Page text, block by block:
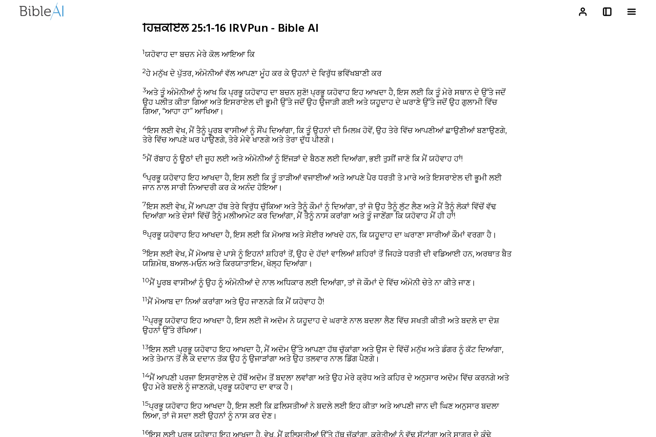
ਹਿਜ਼ਕੀਏਲ 25:1-16 IRVPun - Bible AI
1ਯਹੋਵਾਹ ਦਾ ਬਚਨ ਮੇਰੇ ਕੋਲ ਆਇਆ ਕਿ
2ਹੇ ਮਨੁੱਖ ਦੇ ਪੁੱਤਰ, ਅੰਮੋਨੀਆਂ ਵੱਲ ਆਪਣਾ ਮੂੰਹ ਕਰ ਕੇ ਉਹਨਾਂ ਦੇ ਵਿਰੁੱਧ ਭਵਿੱਖਬਾਣੀ ਕਰ
3ਅਤੇ ਤੂੰ ਅੰਮੋਨੀਆਂ ਨੂੰ ਆਖ ਕਿ ਪ੍ਰਭੂ ਯਹੋਵਾਹ ਦਾ ਬਚਨ ਸੁਣੋ! ਪ੍ਰਭੂ ਯਹੋਵਾਹ ਇਹ ਆਖਦਾ ਹੈ, ਇਸ ਲਈ ਕਿ ਤੂੰ ਮੇਰੇ ਸਥਾਨ ਦੇ ਉੱਤੇ ਜਦੋਂ
ਉਹ ਪਲੀਤ ਕੀਤਾ ਗਿਆ ਅਤੇ ਇਸਰਾਏਲ ਦੀ ਭੂਮੀ ਉੱਤੇ ਜਦੋਂ ਉਹ ਉਜਾੜੀ ਗਈ ਅਤੇ ਯਹੂਦਾਹ ਦੇ ਘਰਾਣੇ ਉੱਤੇ ਜਦੋਂ ਉਹ ਗੁਲਾਮੀ ਵਿੱਚ
ਗਿਆ, “ਆਹਾ ਹਾ” ਆਖਿਆ।
4ਇਸ ਲਈ ਵੇਖ, ਮੈਂ ਤੈਨੂੰ ਪੂਰਬ ਵਾਸੀਆਂ ਨੂੰ ਸੌਂਪ ਦਿਆਂਗਾ, ਕਿ ਤੂੰ ਉਹਨਾਂ ਦੀ ਮਿਲਖ਼ ਹੋਵੇਂ, ਉਹ ਤੇਰੇ ਵਿੱਚ ਆਪਣੀਆਂ ਛਾਉਣੀਆਂ ਬਣਾਉਣਗੇ,
ਤੇਰੇ ਵਿੱਚ ਆਪਣੇ ਘਰ ਪਾਉਣਗੇ, ਤੇਰੇ ਮੇਵੇ ਖਾਣਗੇ ਅਤੇ ਤੇਰਾ ਦੁੱਧ ਪੀਣਗੇ।
5ਮੈਂ ਰੱਬਾਹ ਨੂੰ ਊਠਾਂ ਦੀ ਜੂਹ ਲਈ ਅਤੇ ਅੰਮੋਨੀਆਂ ਨੂੰ ਇੱਜੜਾਂ ਦੇ ਬੈਠਣ ਲਈ ਦਿਆਂਗਾ, ਭਈ ਤੁਸੀਂ ਜਾਣੋ ਕਿ ਮੈਂ ਯਹੋਵਾਹ ਹਾਂ!
6ਪ੍ਰਭੂ ਯਹੋਵਾਹ ਇਹ ਆਖਦਾ ਹੈ, ਇਸ ਲਈ ਕਿ ਤੂੰ ਤਾੜੀਆਂ ਵਜਾਈਆਂ ਅਤੇ ਆਪਣੇ ਪੈਰ ਧਰਤੀ ਤੇ ਮਾਰੇ ਅਤੇ ਇਸਰਾਏਲ ਦੀ ਭੂਮੀ ਲਈ
ਜਾਨ ਨਾਲ ਸਾਰੀ ਨਿਆਦਰੀ ਕਰ ਕੇ ਅਨੰਦ ਹੋਇਆ।
7ਇਸ ਲਈ ਵੇਖ, ਮੈਂ ਆਪਣਾ ਹੱਥ ਤੇਰੇ ਵਿਰੁੱਧ ਚੁੱਕਿਆ ਅਤੇ ਤੈਨੂੰ ਕੌਮਾਂ ਨੂੰ ਦਿਆਂਗਾ, ਤਾਂ ਜੋ ਉਹ ਤੈਨੂੰ ਲੁੱਟ ਲੈਣ ਅਤੇ ਮੈਂ ਤੈਨੂੰ ਲੋਕਾਂ ਵਿੱਚੋਂ ਵੱਢ
ਦਿਆਂਗਾ ਅਤੇ ਦੇਸਾਂ ਵਿੱਚੋਂ ਤੈਨੂੰ ਮਲੀਆਮੇਟ ਕਰ ਦਿਆਂਗਾ, ਮੈਂ ਤੈਨੂੰ ਨਾਸ ਕਰਾਂਗਾ ਅਤੇ ਤੂੰ ਜਾਣੇਂਗਾ ਕਿ ਯਹੋਵਾਹ ਮੈਂ ਹੀ ਹਾਂ!
8ਪ੍ਰਭੂ ਯਹੋਵਾਹ ਇਹ ਆਖਦਾ ਹੈ, ਇਸ ਲਈ ਕਿ ਮੋਆਬ ਅਤੇ ਸੇਈਰ ਆਖਦੇ ਹਨ, ਕਿ ਯਹੂਦਾਹ ਦਾ ਘਰਾਣਾ ਸਾਰੀਆਂ ਕੌਮਾਂ ਵਰਗਾ ਹੈ।
9ਇਸ ਲਈ ਵੇਖ, ਮੈਂ ਮੋਆਬ ਦੇ ਪਾਸੇ ਨੂੰ ਇਹਨਾਂ ਸ਼ਹਿਰਾਂ ਤੋਂ, ਉਹ ਦੇ ਹੱਦਾਂ ਵਾਲਿਆਂ ਸ਼ਹਿਰਾਂ ਤੋਂ ਜਿਹੜੇ ਧਰਤੀ ਦੀ ਵਡਿਆਈ ਹਨ, ਅਰਥਾਤ ਬੈਤ
ਯਸ਼ਿਮੋਥ, ਬਆਲ-ਮਓਨ ਅਤੇ ਕਿਰਯਾਤਾਇਮ, ਖੋਲ੍ਹ ਦਿਆਂਗਾ।
10ਮੈਂ ਪੂਰਬ ਵਾਸੀਆਂ ਨੂੰ ਉਹ ਨੂੰ ਅੰਮੋਨੀਆਂ ਦੇ ਨਾਲ ਅਧਿਕਾਰ ਲਈ ਦਿਆਂਗਾ, ਤਾਂ ਜੋ ਕੌਮਾਂ ਦੇ ਵਿੱਚ ਅੰਮੋਨੀ ਚੇਤੇ ਨਾ ਕੀਤੇ ਜਾਣ।
11ਮੈਂ ਮੋਆਬ ਦਾ ਨਿਆਂ ਕਰਾਂਗਾ ਅਤੇ ਉਹ ਜਾਣਨਗੇ ਕਿ ਮੈਂ ਯਹੋਵਾਹ ਹੈ!
12ਪ੍ਰਭੂ ਯਹੋਵਾਹ ਇਹ ਆਖਦਾ ਹੈ, ਇਸ ਲਈ ਜੋ ਅਦੋਮ ਨੇ ਯਹੂਦਾਹ ਦੇ ਘਰਾਣੇ ਨਾਲ ਬਦਲਾ ਲੈਣ ਵਿੱਚ ਸਖਤੀ ਕੀਤੀ ਅਤੇ ਬਦਲੇ ਦਾ ਦੋਸ਼
ਉਹਨਾਂ ਉੱਤੇ ਰੱਖਿਆ।
13ਇਸ ਲਈ ਪ੍ਰਭੂ ਯਹੋਵਾਹ ਇਹ ਆਖਦਾ ਹੈ, ਮੈਂ ਅਦੋਮ ਉੱਤੇ ਆਪਣਾ ਹੱਥ ਚੁੱਕਾਂਗਾ ਅਤੇ ਉਸ ਦੇ ਵਿੱਚੋਂ ਮਨੁੱਖ ਅਤੇ ਡੰਗਰ ਨੂੰ ਕੱਟ ਦਿਆਂਗਾ,
ਅਤੇ ਤੇਮਾਨ ਤੋਂ ਲੈ ਕੇ ਦਦਾਨ ਤੱਕ ਉਹ ਨੂੰ ਉਜਾੜਾਂਗਾ ਅਤੇ ਉਹ ਤਲਵਾਰ ਨਾਲ ਡਿੱਗ ਪੈਣਗੇ।
14ਮੈਂ ਆਪਣੀ ਪਰਜਾ ਇਸਰਾਏਲ ਦੇ ਹੱਥੋਂ ਅਦੋਮ ਤੋਂ ਬਦਲਾ ਲਵਾਂਗਾ ਅਤੇ ਉਹ ਮੇਰੇ ਕ੍ਰੋਧ ਅਤੇ ਕਹਿਰ ਦੇ ਅਨੁਸਾਰ ਅਦੋਮ ਵਿੱਚ ਕਰਨਗੇ ਅਤੇ
ਉਹ ਮੇਰੇ ਬਦਲੇ ਨੂੰ ਜਾਣਨਗੇ, ਪ੍ਰਭੂ ਯਹੋਵਾਹ ਦਾ ਵਾਕ ਹੈ।
15ਪ੍ਰਭੂ ਯਹੋਵਾਹ ਇਹ ਆਖਦਾ ਹੈ, ਇਸ ਲਈ ਕਿ ਫ਼ਲਿਸਤੀਆਂ ਨੇ ਬਦਲੇ ਲਈ ਇਹ ਕੀਤਾ ਅਤੇ ਆਪਣੀ ਜਾਨ ਦੀ ਘਿਣ ਅਨੁਸਾਰ ਬਦਲਾ
ਲਿਆ, ਤਾਂ ਜੋ ਸਦਾ ਲਈ ਉਹਨਾਂ ਨੂੰ ਨਾਸ ਕਰ ਦੇਣ।
16ਇਸ ਲਈ ਪ੍ਰਭੂ ਯਹੋਵਾਹ ਇਹ ਆਖਦਾ ਹੈ, ਵੇਖ, ਮੈਂ ਫ਼ਲਿਸਤੀਆਂ ਉੱਤੇ ਹੱਥ ਚੁੱਕਾਂਗਾ, ਕਰੇਤੀਆਂ ਨੂੰ ਵੱਢ ਸੁੱਟਾਂਗਾ ਅਤੇ ਸਾਗਰ ਦੇ ਕੰਢੇ